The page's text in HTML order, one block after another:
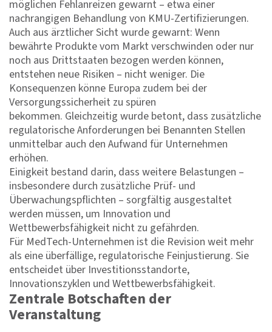
möglichen Fehlanreizen gewarnt – etwa einer
nachrangigen Behandlung von KMU-Zertifizierungen.
Auch aus ärztlicher Sicht wurde gewarnt: Wenn
bewährte Produkte vom Markt verschwinden oder nur
noch aus Drittstaaten bezogen werden können,
entstehen neue Risiken – nicht weniger. Die
Konsequenzen könne Europa zudem bei der
Versorgungssicherheit zu spüren
bekommen. Gleichzeitig wurde betont, dass zusätzliche
regulatorische Anforderungen bei Benannten Stellen
unmittelbar auch den Aufwand für Unternehmen
erhöhen.
Einigkeit bestand darin, dass weitere Belastungen –
insbesondere durch zusätzliche Prüf- und
Überwachungspflichten – sorgfältig ausgestaltet
werden müssen, um Innovation und
Wettbewerbsfähigkeit nicht zu gefährden.
Für MedTech-Unternehmen ist die Revision weit mehr
als eine überfällige, regulatorische Feinjustierung. Sie
entscheidet über Investitionsstandorte,
Innovationszyklen und Wettbewerbsfähigkeit.
Zentrale Botschaften der
Veranstaltung